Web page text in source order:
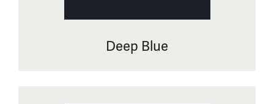
Deep Blue